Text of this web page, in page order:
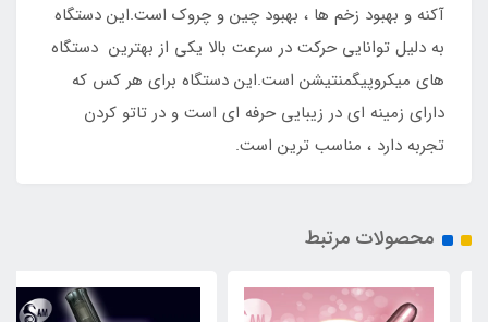
آکنه و بهبود زخم ها ، بهبود چین و چروک است.این دستگاه
به دلیل توانایی حرکت در سرعت بالا یکی از بهترین دستگاه
های میکروپیگمنتیشن است.این دستگاه برای هر کس که
دارای زمینه ای در زیبایی حرفه ای است و در تاتو کردن
تجربه دارد ، مناسب ترین است.
محصولات مرتبط